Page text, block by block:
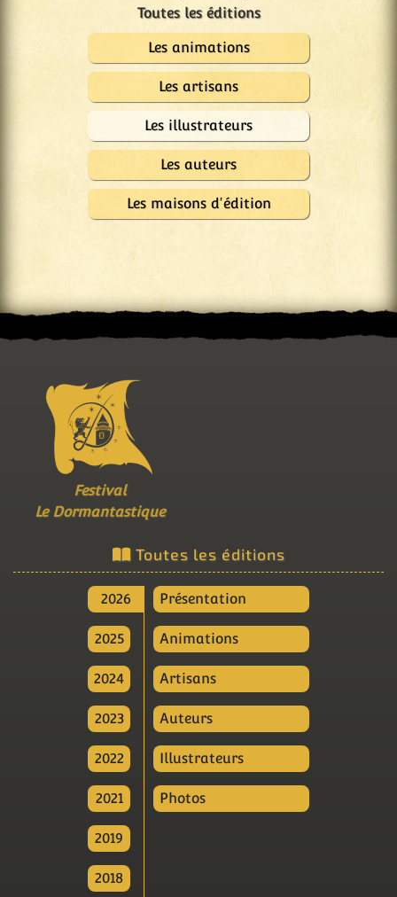
Les animations
Les artisans
Les illustrateurs
Les auteurs
Les maisons d'édition
Festival
Le Dormantastique
Toutes les éditions
2026
2025
2024
2023
2022
2021
2019
2018
Présentation
Animations
Artisans
Auteurs
Illustrateurs
Photos